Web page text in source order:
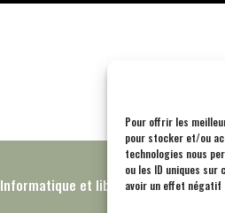
Pour offrir les
pour stocker et/ou
technologies nous
ou les ID uniques
avoir un effet
Informatique et libertés – RGPD